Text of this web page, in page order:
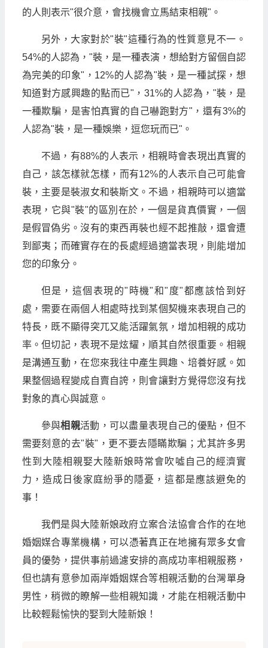
的人則表示"很介意，會找機會立馬結束相親"。
另外，大家對於"裝"這種行為的性質意見不一。
54%的人認為，"裝，是一種表演，想給對方留個自認
為完美的印象"，12%的人認為"裝，是一種試探，想
知道對方感興趣的點而已"，31%的人認為，"裝，是
一種欺騙，是害怕真實的自己嚇跑對方"，還有3%的
人認為"裝，是一種娛樂，逗您玩而已"。
不過，有88%的人表示，相親時會表現出真實的
自己，該怎樣就怎樣，而有12%的人表示自己可能會
裝，主要是裝淑女和裝斯文。不過，相親時可以適當
表現，它與"裝"的區別在於，一個是貨真價實，一個
是假冒偽劣。沒有的東西再裝也經不起推敲，還會遭
到鄙夷；而確實存在的長處經過適當表現，則能增加
您的印象分。
但是，這個表現的"時機"和"度"都應該恰到好
處，需要在兩個人相處時找到某個契機來表現自己的
特長，既不顯得突兀又能活躍氣氛，增加相親的成功
率。但切記，表現不是炫耀，順其自然很重要。相親
是溝通互動，在您來我往中產生興趣、培養好感。如
果整個過程變成自賣自誇，則會讓對方覺得您沒有找
對象的真心與誠意。
參與相親活動，可以盡量表現自己的優點，但不
需要刻意的去"裝"，更不要去隱瞞欺騙；尤其許多男
性到大陸相親娶大陸新娘時常會吹噓自己的經濟實
力，造成日後家庭紛爭的隱憂，這都是應該避免的
事！
我們是與大陸新娘政府立案合法協會合作的在地
婚姻媒合專業機構，可以憑著真正在地擁有眾多女會
員的優勢，提供事前過濾安排的高成功率相親服務，
但也請有意參加兩岸婚姻媒合等相親活動的台灣單身
男性，稍微的瞭解一些相親知識，才能在相親活動中
比較輕鬆愉快的娶到大陸新娘！